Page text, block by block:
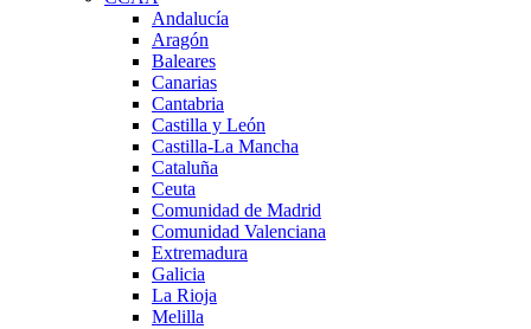
Andalucía
Aragón
Baleares
Canarias
Cantabria
Castilla y León
Castilla-La Mancha
Cataluña
Ceuta
Comunidad de Madrid
Comunidad Valenciana
Extremadura
Galicia
La Rioja
Melilla